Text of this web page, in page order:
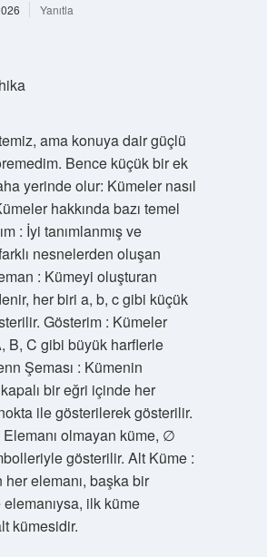
Yanıtla
ama konuya dair güçlü
Bence küçük bir ek
yerinde olur: Kümeler nasıl
hakkında bazı temel
: İyi tanımlanmış ve
nesnelerden oluşan
: Kümeyi oluşturan
her biri a, b, c gibi küçük
Gösterim : Kümeler
B, C gibi büyük harflerle
Şeması : Kümenin
bir eğri içinde her
ile gösterilerek gösterilir.
olmayan küme, ∅
gösterilir. Alt Küme :
elemanı, başka bir
ilk küme
kümesidir.